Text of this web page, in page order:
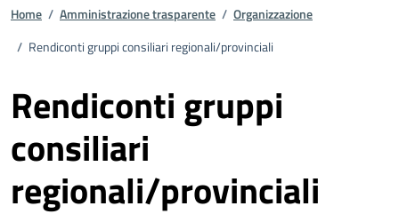
Home / Amministrazione trasparente / Organizzazione
/ Rendiconti gruppi consiliari regionali/provinciali
Rendiconti gruppi
consiliari
regionali/provinciali